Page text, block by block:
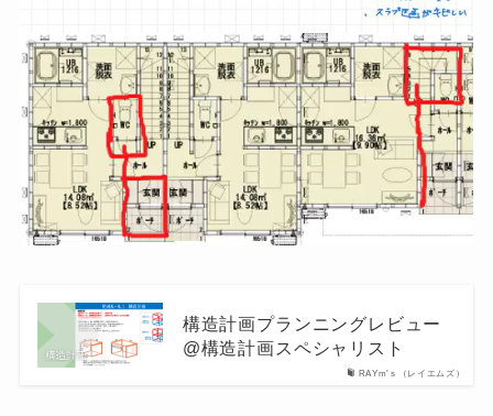
RAYm’ｓ（レイエムズ）
構造計画プランニングレビュー
@構造計画スペシャリスト